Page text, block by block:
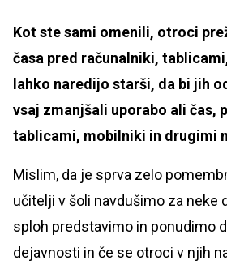
Kot ste sami omenili, otroci
časa pred računalniki,
lahko naredijo starši, da bi jih
vsaj zmanjšali uporabo ali čas,
tablicami, mobilniki in drugimi
Mislim, da je sprva zelo
učitelji v šoli navdušimo za neke
sploh predstavimo in ponudimo
dejavnosti in če se otroci v njih